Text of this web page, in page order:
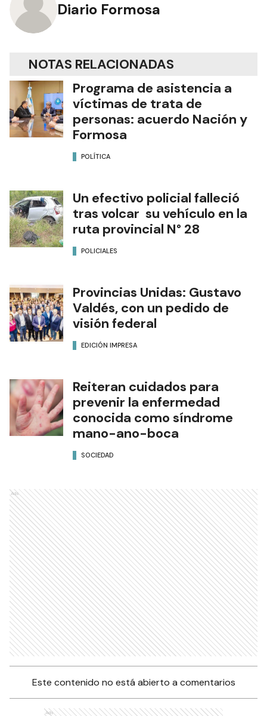
Diario Formosa
NOTAS RELACIONADAS
Programa de asistencia a
víctimas de trata de
personas: acuerdo Nación y
Formosa
POLÍTICA
Un efectivo policial falleció
tras volcar su vehículo en la
ruta provincial N° 28
POLICIALES
Provincias Unidas: Gustavo
Valdés, con un pedido de
visión federal
EDICIÓN IMPRESA
Reiteran cuidados para
prevenir la enfermedad
conocida como síndrome
mano-ano-boca
SOCIEDAD
Ads
Este contenido no está abierto a comentarios
Ads